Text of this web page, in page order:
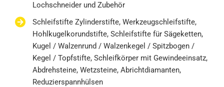
Lochschneider und Zubehör
Schleifstifte Zylinderstifte, Werkzeugschleifstifte,
Hohlkugelkorundstifte, Schleifstifte für Sägeketten,
Kugel / Walzenrund / Walzenkegel / Spitzbogen /
Kegel / Topfstifte, Schleifkörper mit Gewindeeinsatz,
Abdrehsteine, Wetzsteine, Abrichtdiamanten,
Reduzierspannhülsen